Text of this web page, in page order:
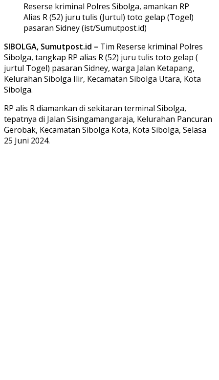
Reserse kriminal Polres Sibolga, amankan RP
Alias R (52) juru tulis (Jurtul) toto gelap (Togel)
pasaran Sidney (ist/Sumutpost.id)
SIBOLGA, Sumutpost.id – Tim Reserse kriminal Polres
Sibolga, tangkap RP alias R (52) juru tulis toto gelap (
jurtul Togel) pasaran Sidney, warga Jalan Ketapang,
Kelurahan Sibolga Ilir, Kecamatan Sibolga Utara, Kota
Sibolga.
RP alis R diamankan di sekitaran terminal Sibolga,
tepatnya di Jalan Sisingamangaraja, Kelurahan Pancuran
Gerobak, Kecamatan Sibolga Kota, Kota Sibolga, Selasa
25 Juni 2024.